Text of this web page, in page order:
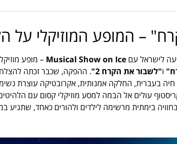
– המופע המוזיקלי על
Musical Show on Ice – מופע
ו"לשבור את הקרח 2"
וקריסטוף עולים אל הבמה למסע מוזיקלי קסום עם
בימתית מרשימה לילדים ולהורים כאחד, שתגיע